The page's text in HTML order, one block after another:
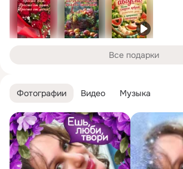
Фотографии Видео Музыка
Все подарки